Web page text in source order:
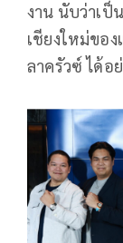
งาน นับว่าเป็
เชียงใหม่ขอ
ลาครัวซ์ ได้อ